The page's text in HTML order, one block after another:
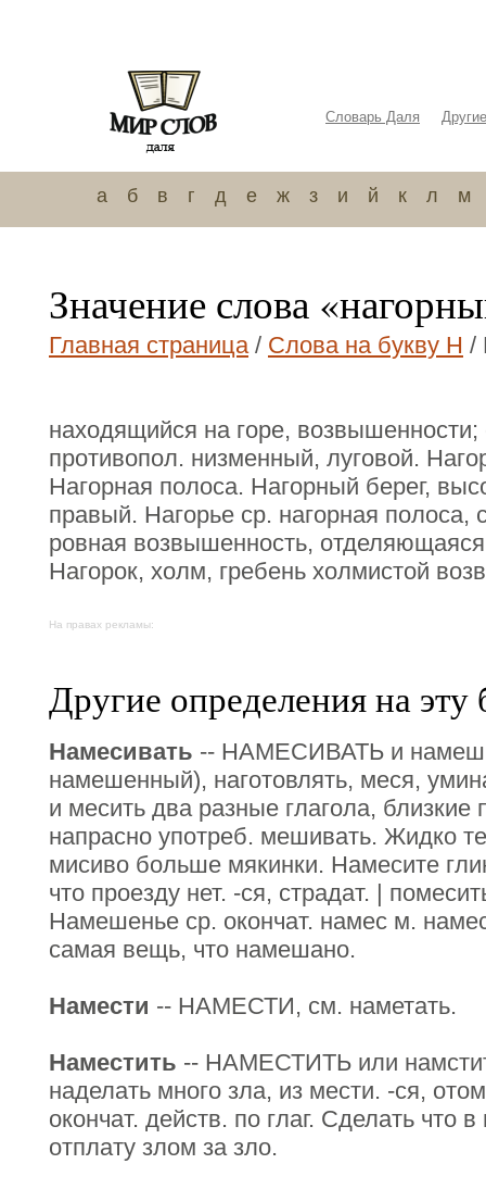
Словарь Даля
а б в г д е ж з и й к л м
Значение слова
Главная страница/ Слова на букву Н /
находящийся на горе,
противопол. низменный, луговой.
Нагорная полоса. Нагорный берег,
правый. Нагорье ср. нагорная полоса,
ровная возвышенность,
Нагорок, холм, гребень холмистой
На правах рекламы:
Другие определения на эту
Намесивать -- НАМЕСИВАТЬ и
намешенный), наготовлять, меся,
и месить два разные глагола,
напрасно употреб. мешивать. Жидко
мисиво больше мякинки. Намесите
что проезду нет. -ся, страдат. |
Намешенье ср. окончат. намес м.
самая вещь, что намешано.
Намести -- НАМЕСТИ, см. наметать.
Наместить -- НАМЕСТИТЬ или
наделать много зла, из мести. -ся,
окончат. действ. по глаг. Сделать что
отплату злом за зло.